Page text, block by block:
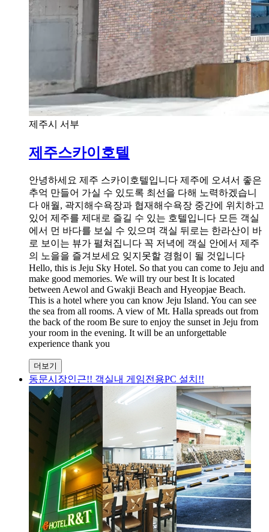
제주시 서부
제주스카이호텔
안녕하세요 제주 스카이호텔입니다 제주에 오셔서 좋은
추억 만들어 가실 수 있도록 최선을 다해 노력하겠습니
다 애월, 곽지해수욕장과 협재해수욕장 중간에 위치하고
있어 제주를 제대로 즐길 수 있는 호텔입니다 모든 객실
에서 먼 바다를 보실 수 있으며 객실 뒤로는 한라산이 바
로 보이는 뷰가 펼쳐집니다 꼭 저녁에 객실 안에서 제주
의 노을을 즐겨보세요 잊지못할 경험이 될 것입니다
Hello, this is Jeju Sky Hotel. So that you can come to Jeju and
make good memories. We will try our best It is located
between Aewol and Gwakji Beach and Hyeopjae Beach.
This is a hotel where you can know Jeju Island. You can see
the sea from all rooms. A view of Mt. Halla spreads out from
the back of the room Be sure to enjoy the sunset in Jeju from
your room in the evening. It will be an unforgettable
experience thank you
더보기
동문시장인근!! 객실내 게임전용PC 설치!!